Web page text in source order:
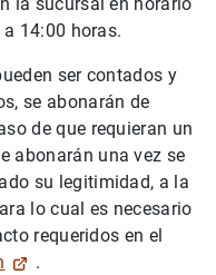
la sucursal en horario
14:00 horas.
ser contados y
se abonarán de
de que requieran un
abonarán una vez se
su legitimidad, a la
lo cual es necesario
requeridos en el
.